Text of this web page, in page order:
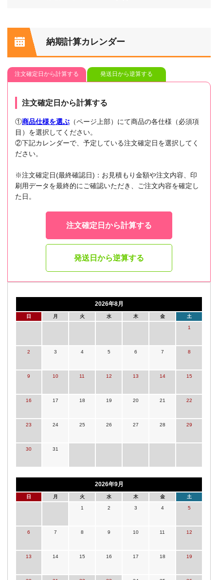
納期計算カレンダー
注文確定日から計算する 発送日から逆算する
注文確定日から計算する
①商品仕様を選ぶ （ページ上部）にて商品の各仕様（必須項
目）を選択してください。
②下記カレンダーで、予定している注文確定日を選択してく
ださい。
※注文確定日(最終確認日)：お見積もり金額や注文内容、印
刷用データを最終的にご確認いただき、ご注文内容を確定し
た日。
注文確定日から計算する
発送日から逆算する
2026年8月
日 月 火 水 木 金 土
1
2 3 4 5 6 7 8
9 10 11 12 13 14 15
16 17 18 19 20 21 22
23 24 25 26 27 28 29
30 31
2026年9月
日 月 火 水 木 金 土
1 2 3 4 5
6 7 8 9 10 11 12
13 14 15 16 17 18 19